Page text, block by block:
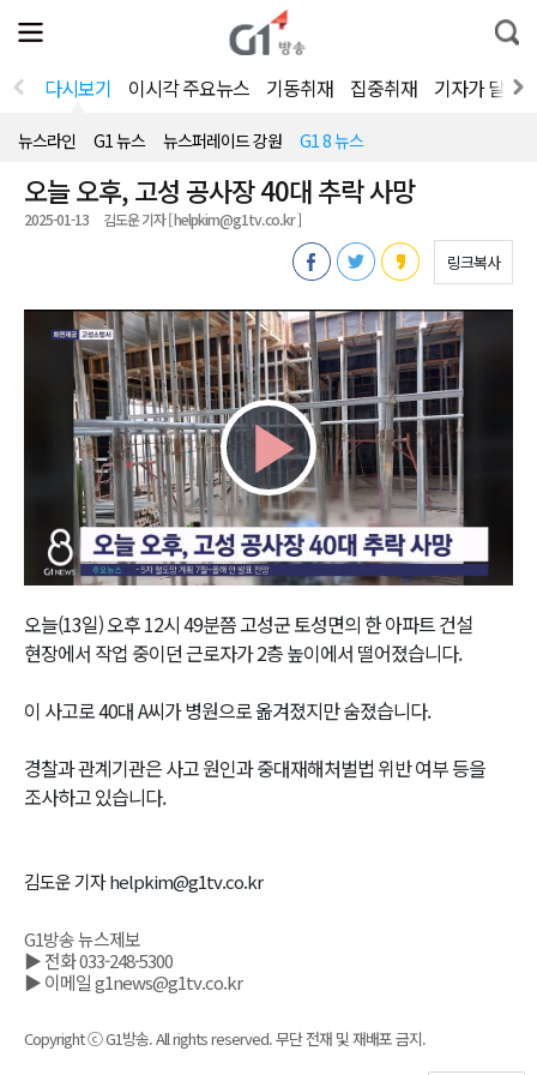
전
체
뉴
열
통
합
색
다시보기 이시각 주요뉴스 기동취재 집중취재 기자가 달려
뉴스라인 G1 뉴스 뉴스퍼레이드 강원 G1 8 뉴스
오늘 오후, 고성 공사장 40대 추락 사망
2025-01-13 김도운 기자 [ helpkim@g1tv.co.kr ]
링크복사
Play
Video
오늘(13일) 오후 12시 49분쯤 고성군 토성면의 한 아파트 건설
현장에서 작업 중이던 근로자가 2층 높이에서 떨어졌습니다.
이 사고로 40대 A씨가 병원으로 옮겨졌지만 숨졌습니다.
경찰과 관계기관은 사고 원인과 중대재해처벌법 위반 여부 등을
조사하고 있습니다.
김도운 기자 helpkim@g1tv.co.kr
G1방송 뉴스제보
▶ 전화 033-248-5300
▶ 이메일 g1news@g1tv.co.kr
Copyright ⓒ G1방송. All rights reserved. 무단 전재 및 재배포 금지.